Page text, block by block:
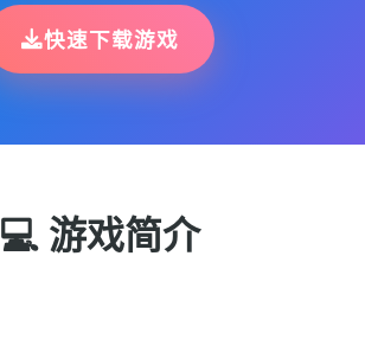
快速下载游戏
💻 游戏简介